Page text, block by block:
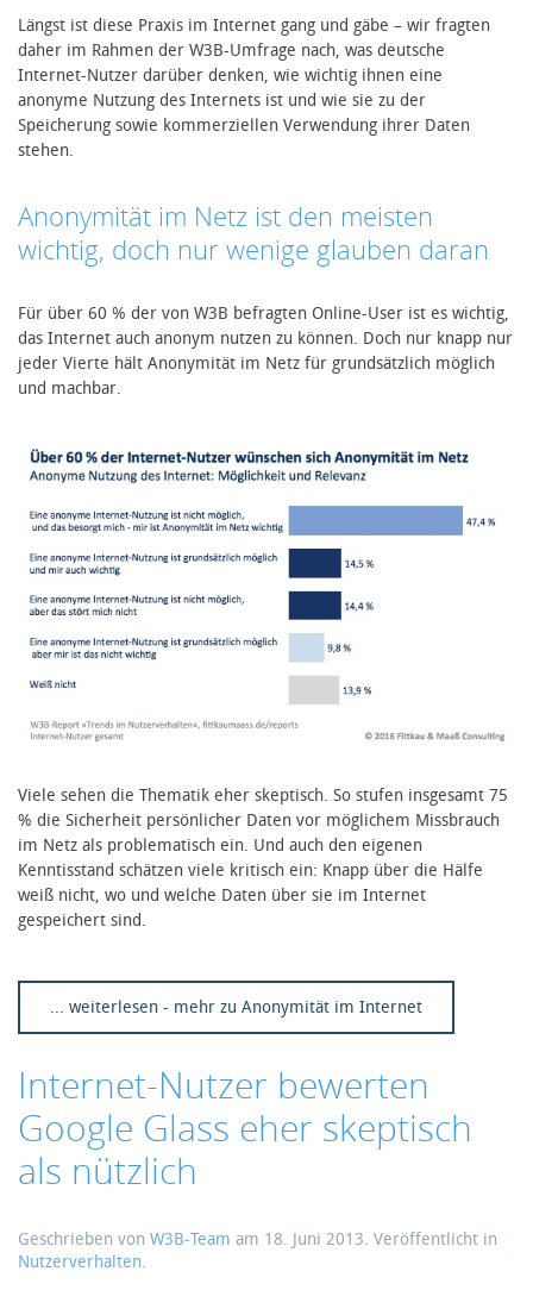
Längst ist diese Praxis im Internet gang und gäbe – wir fragten
daher im Rahmen der W3B-Umfrage nach, was deutsche
Internet-Nutzer darüber denken, wie wichtig ihnen eine
anonyme Nutzung des Internets ist und wie sie zu der
Speicherung sowie kommerziellen Verwendung ihrer Daten
stehen.
Anonymität im Netz ist den meisten
wichtig, doch nur wenige glauben daran
Für über 60 % der von W3B befragten Online-User ist es wichtig,
das Internet auch anonym nutzen zu können. Doch nur knapp nur
jeder Vierte hält Anonymität im Netz für grundsätzlich möglich
und machbar.
Viele sehen die Thematik eher skeptisch. So stufen insgesamt 75
% die Sicherheit persönlicher Daten vor möglichem Missbrauch
im Netz als problematisch ein. Und auch den eigenen
Kenntisstand schätzen viele kritisch ein: Knapp über die Hälfe
weiß nicht, wo und welche Daten über sie im Internet
gespeichert sind.
... weiterlesen - mehr zu Anonymität im Internet
Internet-Nutzer bewerten
Google Glass eher skeptisch
als nützlich
Geschrieben von W3B-Team am 18. Juni 2013. Veröffentlicht in
Nutzerverhalten.